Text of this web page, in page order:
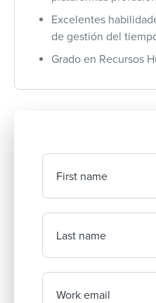
Excelentes
de gestión del
Grado en Recursos
First name
Last name
Work email